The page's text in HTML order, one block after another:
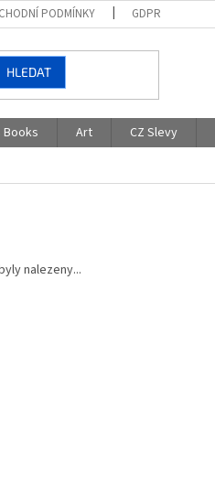
PODMÍNKY GDPR
HLEDAT
Books Art CZ Slevy
nalezeny...